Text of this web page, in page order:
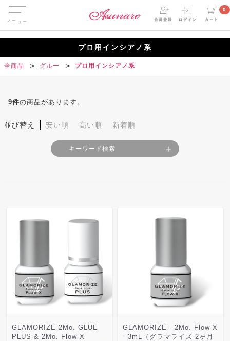
0
Menu
プロ用インシアノ系
全商品 グルー プロ用インシアノ系
9件の商品があります。
並び替え 安い順 高い順 新着順
キーワード検索
GLAMORIZE 2Mo. GLUE
PLUS & 2Mo. Flow-X
GLAMORIZE - 2Mo. Flow-X
- 3mL（グラマライズ 2ヶ月